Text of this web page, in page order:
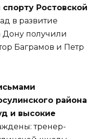
Ростовской
в развитие
Дону получили
Баграмов и Петр
района
и высокие
тренер-